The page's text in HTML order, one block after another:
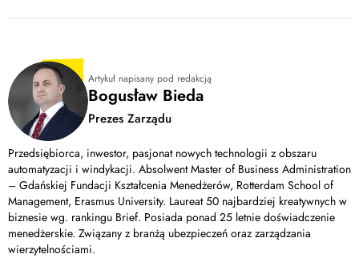
przedsiębiorcy.
chcesz prowadzić przy pomocy aplikacji Vindicat.pl.
firmy musisz prowadzić przy pomocy systemu. Wybierz ofertę
najlepiej dopasowaną do Twoich potrzeb i prowadź tyle spraw, ile
potrzebujesz.
Artykuł napisany pod redakcją
Bogusław Bieda
Prezes Zarządu
Przedsiębiorca, inwestor, pasjonat nowych technologii z obszaru
automatyzacji i windykacji. Absolwent Master of Business Administration
– Gdańskiej Fundacji Kształcenia Menedżerów, Rotterdam School of
Management, Erasmus University. Laureat 50 najbardziej kreatywnych w
biznesie wg. rankingu Brief. Posiada ponad 25 letnie doświadczenie
menedżerskie. Związany z branżą ubezpieczeń oraz zarządzania
wierzytelnościami.